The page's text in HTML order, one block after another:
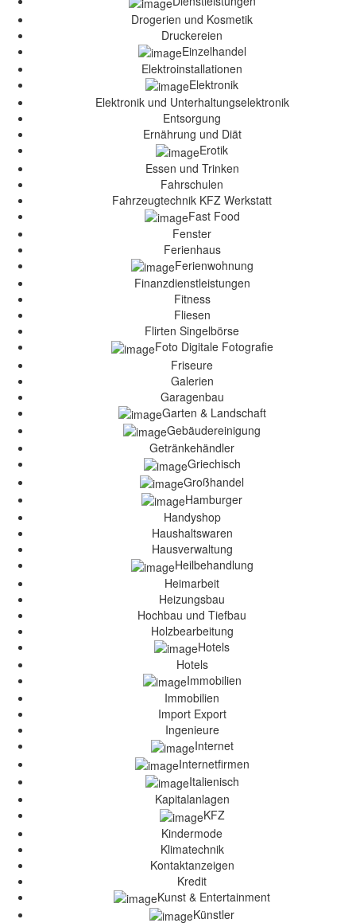
Drogerien und Kosmetik
Druckereien
Einzelhandel
Elektroinstallationen
Elektronik
Elektronik und Unterhaltungselektronik
Entsorgung
Ernährung und Diät
Erotik
Essen und Trinken
Fahrschulen
Fahrzeugtechnik KFZ Werkstatt
Fast Food
Fenster
Ferienhaus
Ferienwohnung
Finanzdienstleistungen
Fitness
Fliesen
Flirten Singelbörse
Foto Digitale Fotografie
Friseure
Galerien
Garagenbau
Garten & Landschaft
Gebäudereinigung
Getränkehändler
Griechisch
Großhandel
Hamburger
Handyshop
Haushaltswaren
Hausverwaltung
Heilbehandlung
Heimarbeit
Heizungsbau
Hochbau und Tiefbau
Holzbearbeitung
Hotels
Hotels
Immobilien
Immobilien
Import Export
Ingenieure
Internet
Internetfirmen
Italienisch
Kapitalanlagen
KFZ
Kindermode
Klimatechnik
Kontaktanzeigen
Kredit
Kunst & Entertainment
Künstler